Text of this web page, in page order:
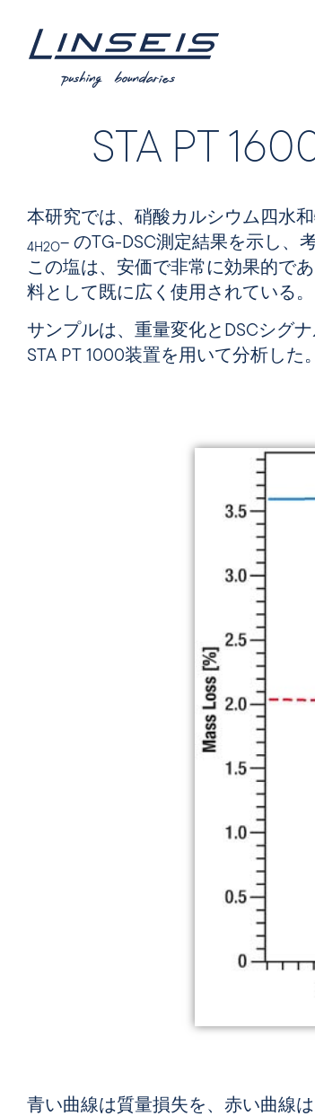
STA PT
本研究では、硝酸カルシウム四水
4H2O– のTG-DSC測定結果を示し、
この塩は、安価で非常に効果的で
料として既に広く使用されている。
サンプルは、重量変化とDSCシグ
STA PT 1000装置を用いて分析した。
青い曲線は質量損失を、赤い曲線は